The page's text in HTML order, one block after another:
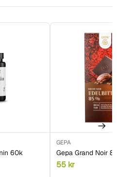
60k
GEPA
Gepa Grand Noir 85%
55 kr